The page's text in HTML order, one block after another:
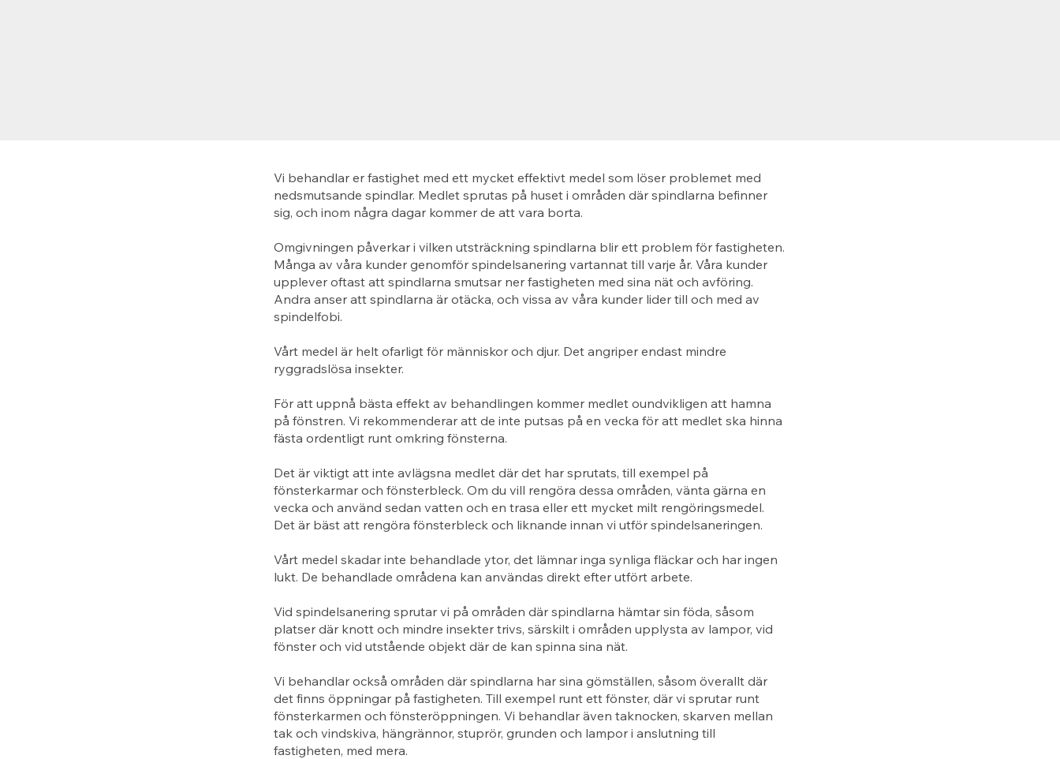
Vi behandlar er fastighet med ett mycket effektivt medel som löser problemet med
nedsmutsande spindlar. Medlet sprutas på huset i områden där spindlarna befinner
sig, och inom några dagar kommer de att vara borta.
Omgivningen påverkar i vilken utsträckning spindlarna blir ett problem för fastigheten.
Många av våra kunder genomför spindelsanering vartannat till varje år. Våra kunder
upplever oftast att spindlarna smutsar ner fastigheten med sina nät och avföring.
Andra anser att spindlarna är otäcka, och vissa av våra kunder lider till och med av
spindelfobi.
Vårt medel är helt ofarligt för människor och djur. Det angriper endast mindre
ryggradslösa insekter.
För att uppnå bästa effekt av behandlingen kommer medlet oundvikligen att hamna
på fönstren. Vi rekommenderar att de inte putsas på en vecka för att medlet ska hinna
fästa ordentligt runt omkring fönsterna.
Det är viktigt att inte avlägsna medlet där det har sprutats, till exempel på
fönsterkarmar och fönsterbleck. Om du vill rengöra dessa områden, vänta gärna en
vecka och använd sedan vatten och en trasa eller ett mycket milt rengöringsmedel.
Det är bäst att rengöra fönsterbleck och liknande innan vi utför spindelsaneringen.
Vårt medel skadar inte behandlade ytor, det lämnar inga synliga fläckar och har ingen
lukt. De behandlade områdena kan användas direkt efter utfört arbete.
Vid spindelsanering sprutar vi på områden där spindlarna hämtar sin föda, såsom
platser där knott och mindre insekter trivs, särskilt i områden upplysta av lampor, vid
fönster och vid utstående objekt där de kan spinna sina nät.
Vi behandlar också områden där spindlarna har sina gömställen, såsom överallt där
det finns öppningar på fastigheten. Till exempel runt ett fönster, där vi sprutar runt
fönsterkarmen och fönsteröppningen. Vi behandlar även taknocken, skarven mellan
tak och vindskiva, hängrännor, stuprör, grunden och lampor i anslutning till
fastigheten, med mera.